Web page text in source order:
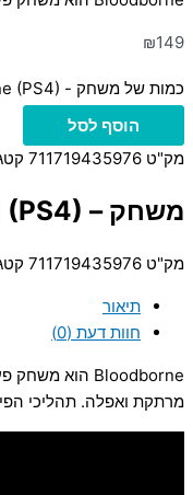
₪149
כמות של משחק - Bloodborne (PS4)
הוסף לסל
מק"ט 711719435976
משחק – Bloodborne (PS4)
מק"ט 711719435976
תיאור
חוות דעת (0)
מרתקת ואפלה. תהליכי